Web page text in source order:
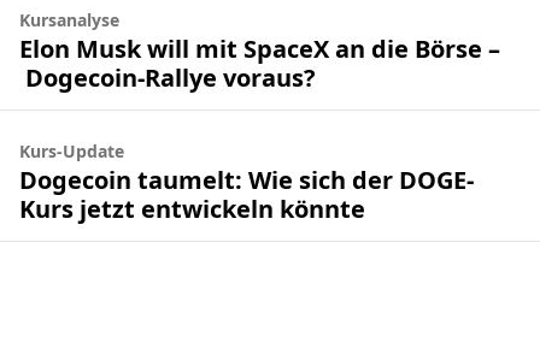
Kursanalyse
Elon Musk will mit SpaceX an die Börse –
Dogecoin-Rallye voraus?
Kurs-Update
Dogecoin taumelt: Wie sich der DOGE-
Kurs jetzt entwickeln könnte